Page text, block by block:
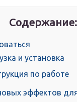
Содержание:
и установка
по работе
эффектов